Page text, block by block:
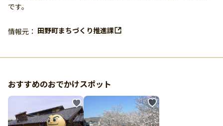
です。
情報元： 田野町まちづくり推進課
おすすめのおでかけスポット